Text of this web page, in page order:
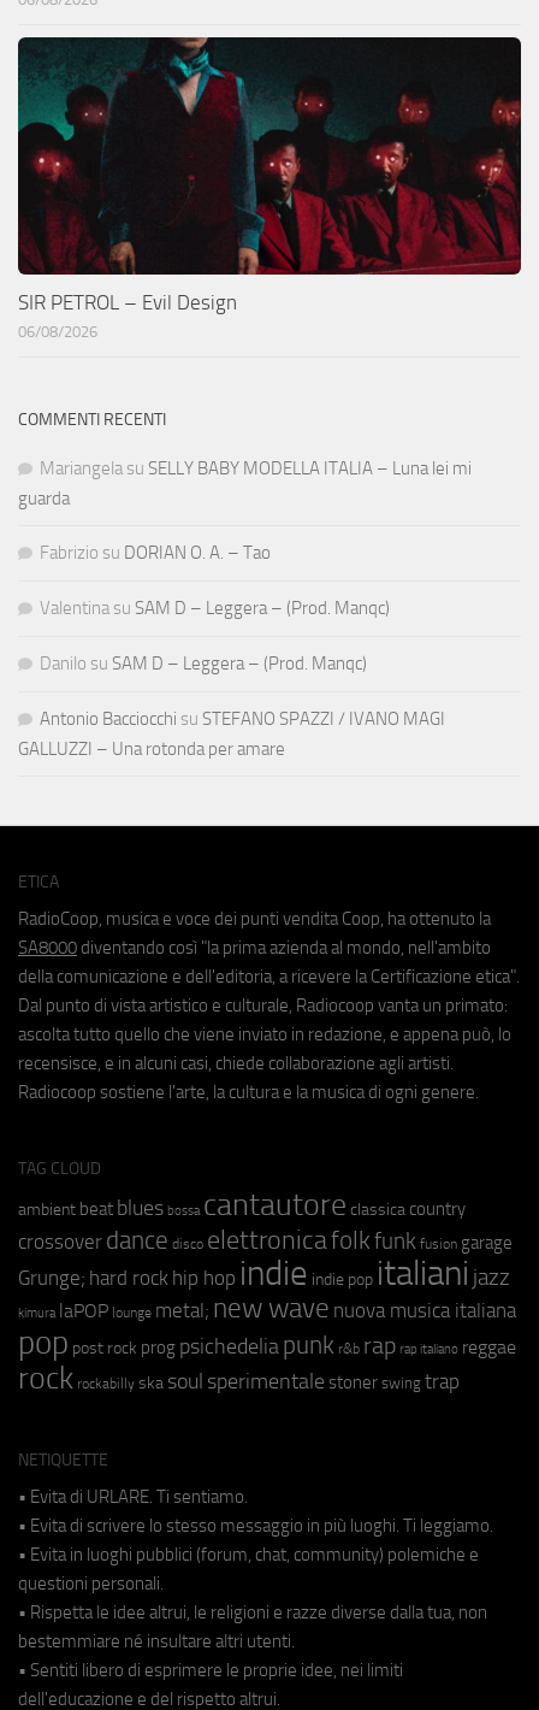
SIR PETROL – Evil Design
06/08/2026
COMMENTI RECENTI
Mariangela su SELLY BABY MODELLA ITALIA – Luna lei mi
guarda
Fabrizio su DORIAN O. A. – Tao
Valentina su SAM D – Leggera – (Prod. Manqc)
Danilo su SAM D – Leggera – (Prod. Manqc)
Antonio Bacciocchi su STEFANO SPAZZI / IVANO MAGI
GALLUZZI – Una rotonda per amare
ETICA
RadioCoop, musica e voce dei punti vendita Coop, ha ottenuto la
SA8000 diventando così "la prima azienda al mondo, nell'ambito
della comunicazione e dell'editoria, a ricevere la Certificazione etica".
Dal punto di vista artistico e culturale, Radiocoop vanta un primato:
ascolta tutto quello che viene inviato in redazione, e appena può, lo
recensisce, e in alcuni casi, chiede collaborazione agli artisti.
Radiocoop sostiene l'arte, la cultura e la musica di ogni genere.
TAG CLOUD
ambient beat blues bossa cantautore classica country
crossover dance disco elettronicafolkfunk fusion garage
Grunge; hard rock hip hop indie indie pop italiani jazz
kimura laPOP lounge metal; new wave nuova musica italiana
pop post rock prog psichedeliapunk r&b rap rap italiano reggae
rock rockabilly ska soul sperimentale stoner swing trap
NETIQUETTE
• Evita di URLARE. Ti sentiamo.
• Evita di scrivere lo stesso messaggio in più luoghi. Ti leggiamo.
• Evita in luoghi pubblici (forum, chat, community) polemiche e
questioni personali.
• Rispetta le idee altrui, le religioni e razze diverse dalla tua, non
bestemmiare né insultare altri utenti.
• Sentiti libero di esprimere le proprie idee, nei limiti
dell'educazione e del rispetto altrui.